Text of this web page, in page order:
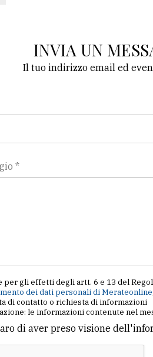
INVIA UN
Il tuo indirizzo email ed
*
per gli effetti degli artt. 6 e 13 del
dei dati personali di Merateonline
di contatto o richiesta di informazioni
le informazioni contenute nel
di aver preso visione